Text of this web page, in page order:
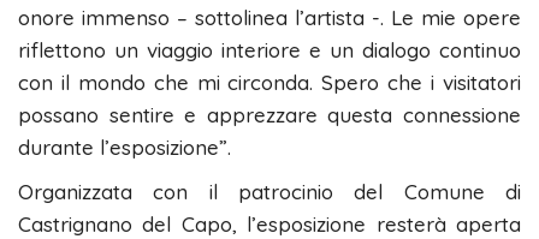
onore immenso – sottolinea l’artista -. Le mie opere
riflettono un viaggio interiore e un dialogo continuo
con il mondo che mi circonda. Spero che i visitatori
possano sentire e apprezzare questa connessione
durante l’esposizione”.
Organizzata con il patrocinio del Comune di
Castrignano del Capo, l’esposizione resterà aperta